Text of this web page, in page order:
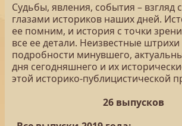
Судьбы, явления, события – взгляд
глазами историков наших дней.
ее помним, и история с точки
все ее детали. Неизвестные
подробности минувшего,
дня сегодняшнего и их
этой историко-публицистической
26 выпусков